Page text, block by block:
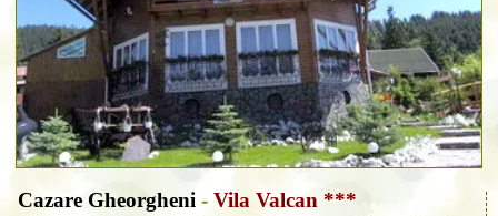
Cazare Gheorgheni - Vila Valcan ***